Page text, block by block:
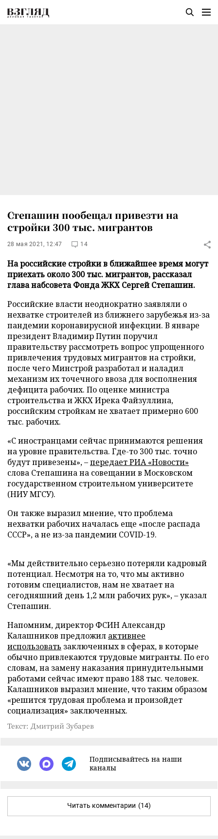
Степашин пообещал привезти на
стройки 300 тыс. мигрантов
28 мая 2021, 12:47 14
На российские стройки в ближайшее время могут
приехать около 300 тыс. мигрантов, рассказал
глава набсовета Фонда ЖКХ Сергей Степашин.
Российские власти неоднократно заявляли о
нехватке строителей из ближнего зарубежья из-за
пандемии коронавирусной инфекции. В январе
президент Владимир Путин поручил
правительству рассмотреть вопрос упрощенного
привлечения трудовых мигрантов на стройки,
после чего Минстрой разработал и наладил
механизм их точечного ввоза для восполнения
дефицита рабочих. По оценке министра
строительства и ЖКХ Ирека Файзуллина,
российским стройкам не хватает примерно 600
тыс. рабочих.
«С иностранцами сейчас принимаются решения
на уровне правительства. Где-то 300 тыс. точно
будут привезены», –передаетРИА «Новости»
слова Степашина на совещании в Московском
государственном строительном университете
(НИУ МГСУ).
Он также выразил мнение, что проблема
нехватки рабочих началась еще «после распада
СССР», а не из-за пандемии COVID-19.
«Мы действительно серьезно потеряли кадровый
потенциал. Несмотря на то, что мы активно
готовим специалистов, нам не хватает на
сегодняшний день 1,2 млн рабочих рук», – указал
Степашин.
Напомним, директор ФСИН Александр
Калашников предложил активнее
использовать заключенных в сферах, в которые
обычно привлекаются трудовые мигранты. По его
словам, на замену наказания принудительными
работами сейчас имеют право 188 тыс. человек.
Калашников выразил мнение, что таким образом
«решится трудовая проблема и произойдет
социализация» заключенных.
Текст: Дмитрий Зубарев
Подписывайтесь на наши
каналы
Читать комментарии (14)